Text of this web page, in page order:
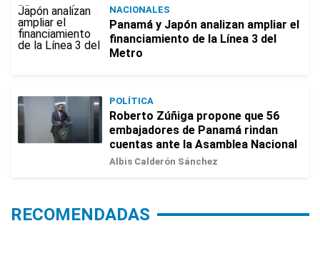
NACIONALES
Panamá y Japón analizan ampliar el
financiamiento de la Línea 3 del
Metro
POLÍTICA
Roberto Zúñiga propone que 56
embajadores de Panamá rindan
cuentas ante la Asamblea Nacional
Albis Calderón Sánchez
RECOMENDADAS